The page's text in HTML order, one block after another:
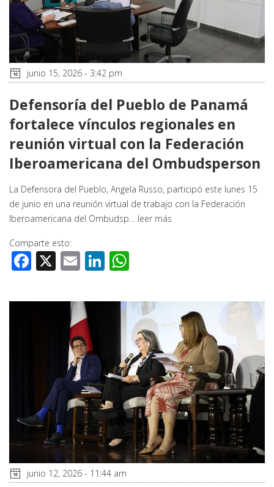
junio 15, 2026 - 3:42 pm
Defensoría del Pueblo de Panamá
fortalece vínculos regionales en
reunión virtual con la Federación
Iberoamericana del Ombudsperson
La Defensora del Pueblo, Angela Russo, participó este lunes 15
de junio en una reunión virtual de trabajo con la Federación
Iberoamericana del Ombudsp… leer más
Comparte esto:
Facebook
X EmailLinkedIn
junio 12, 2026 - 11:44 am